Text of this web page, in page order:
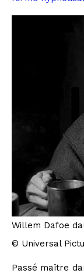
Willem Dafoe
© Universal
Passé maître